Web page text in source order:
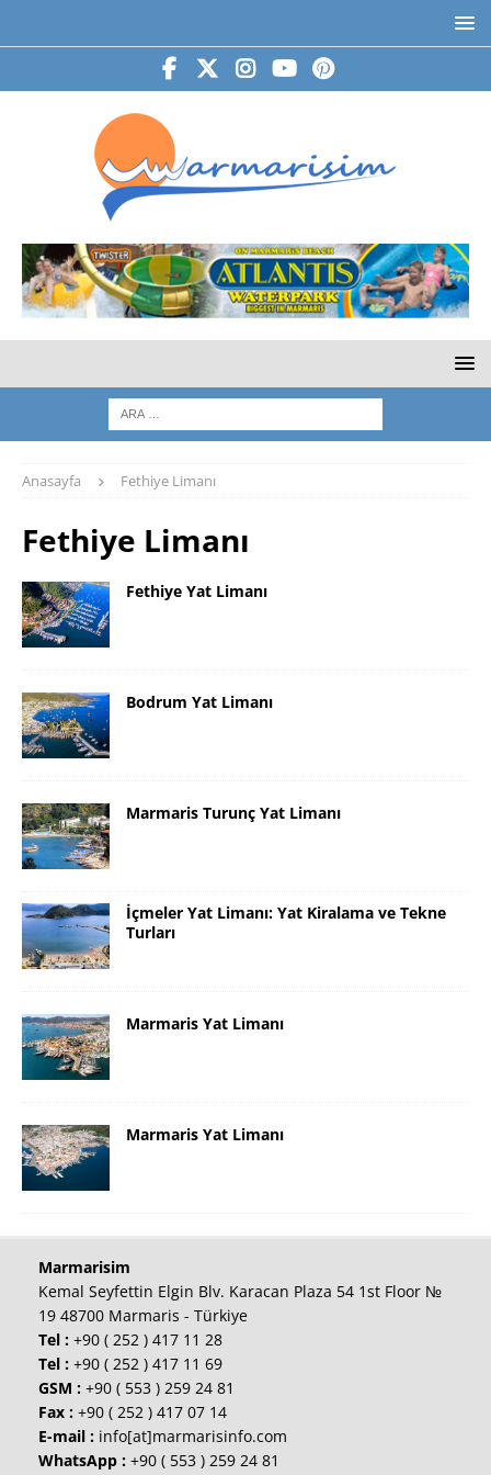
Anasayfa Fethiye Limanı
Fethiye Limanı
Fethiye Yat Limanı
Bodrum Yat Limanı
Marmaris Turunç Yat Limanı
İçmeler Yat Limanı: Yat Kiralama ve Tekne
Turları
Marmaris Yat Limanı
Marmaris Yat Limanı
Marmarisim
Kemal Seyfettin Elgin Blv. Karacan Plaza 54 1st Floor №
19 48700 Marmaris - Türkiye
Tel : +90 ( 252 ) 417 11 28
Tel : +90 ( 252 ) 417 11 69
GSM : +90 ( 553 ) 259 24 81
Fax : +90 ( 252 ) 417 07 14
E-mail : info[at]marmarisinfo.com
WhatsApp : +90 ( 553 ) 259 24 81